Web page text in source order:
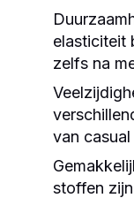
elasticiteit
zelfs na
van
stoffen